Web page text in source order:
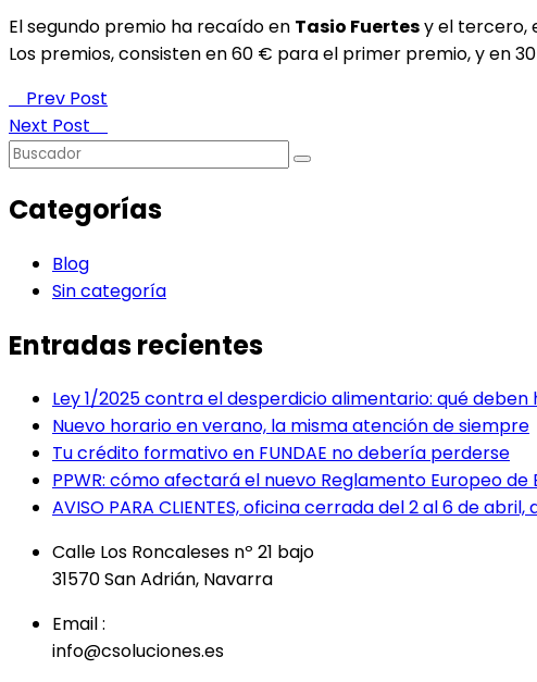
El segundo premio ha recaído en Tasio Fuertesy el tercero,
Los premios, consisten en 60 € para el primer premio, y en
Prev Post
Next Post
Categorías
Blog
Sin categoría
Entradas recientes
Ley 1/2025 contra el desperdicio alimentario: qué
Nuevo horario en verano, la misma atención de siempre
Tu crédito formativo en FUNDAE no debería perderse
PPWR: cómo afectará el nuevo Reglamento Europeo de
AVISO PARA CLIENTES, oficina cerrada del 2 al 6 de abril,
Calle Los Roncaleses nº 21 bajo
31570 San Adrián, Navarra
Email :
info@csoluciones.es